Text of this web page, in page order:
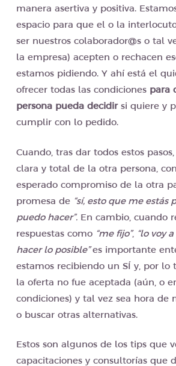
manera asertiva y positiva.
espacio para que el o la
ser nuestros colaborador@s o tal
la empresa) acepten o rechacen
estamos pidiendo. Y ahí está el
ofrecer todas las condiciones para
persona pueda decidirsi quiere y
cumplir con lo pedido.
Cuando, tras dar todos estos
clara y total de la otra persona,
esperado compromiso de la otra
promesa de “sí, esto que me estás
puedo hacer”.En cambio, cuando
respuestas como “me fijo”, “lo voy
hacer lo posible”es importante
estamos recibiendo un SÍ y, por lo
la oferta no fue aceptada (aún, o
condiciones) y tal vez sea hora de
o buscar otras alternativas.
Estos son algunos de los tips que
capacitaciones y consultorías que